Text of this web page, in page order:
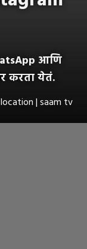
आणि
करता येतं.
| saam tv